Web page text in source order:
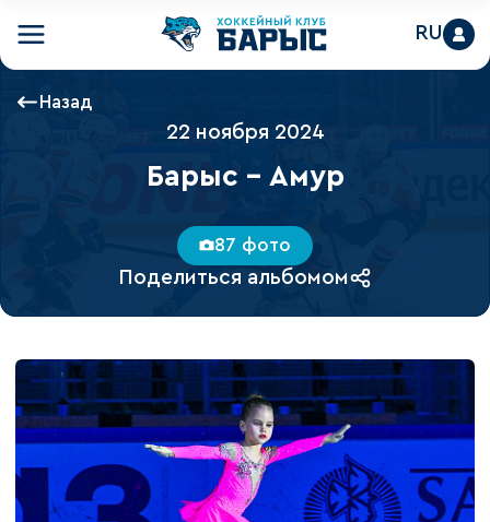
RU
Назад
22 ноября 2024
Барыс - Амур
87 фото
Поделиться альбомом